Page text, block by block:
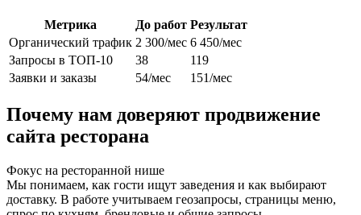
Метрика До работ Результат
Органический трафик 2 300/мес 6 450/мес
Запросы в ТОП-10
38
119
Заявки и заказы
54/мес 151/мес
Почему нам доверяют продвижение
сайта ресторана
Фокус на ресторанной нише
Мы понимаем, как гости ищут заведения и как выбирают
доставку. В работе учитываем геозапросы, страницы меню,